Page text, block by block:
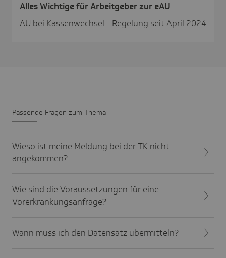
Alles Wich­tige für Arbeit­geber zur eAU
AU bei Kassenwechsel - Regelung seit April 2024
Passende Fragen zum Thema
Wieso ist meine Meldung bei der TK nicht
angekommen?
Wie sind die Voraussetzungen für eine
Vorerkrankungsanfrage?
Wann muss ich den Datensatz übermitteln?